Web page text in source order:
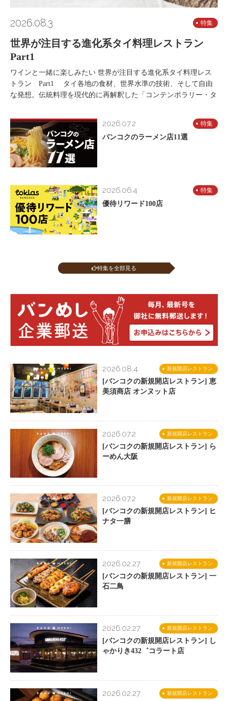
2026.08.3 特集
世界が注目する進化系タイ料理レストラン
Part1
ワインと一緒に楽しみたい 世界が注目する進化系タイ料理レス
トラン Part1 タイ各地の食材、世界水準の技術、そして自由
な発想。伝統料理を現代的に再解釈した「コンテンポラリー・タ
2026.07.2 特集
バンコクのラーメン店11選
2026.06.4 特集
優待リワード100店
特集を全部見る
新規開店レストラン
2026.08.4
[バンコクの新規開店レストラン] 恵
美須商店 オンヌット店
新規開店レストラン
2026.07.2
[バンコクの新規開店レストラン] ら
ーめん大阪
新規開店レストラン
2026.07.2
[バンコクの新規開店レストラン] ヒ
ナタ一膳
新規開店レストラン
2026.02.27
[バンコクの新規開店レストラン] 一
石二鳥
新規開店レストラン
2026.02.27
[バンコクの新規開店レストラン] し
ゃかりき432゛コラート店
新規開店レストラン
2026.02.27